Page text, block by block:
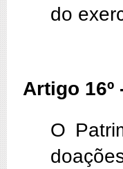
do
Artigo 16º
O